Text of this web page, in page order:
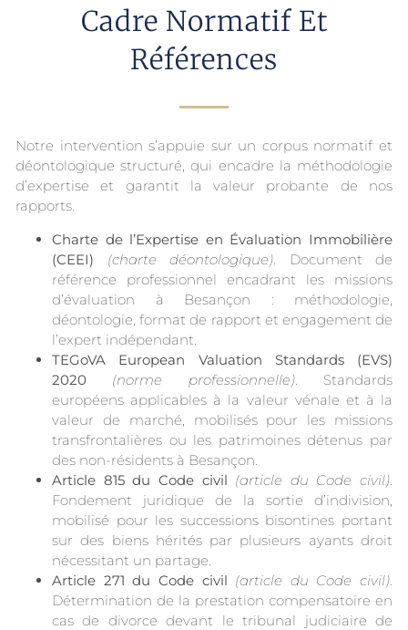
Cadre Normatif Et
Références
Notre intervention s’appuie sur un corpus normatif et
déontologique structuré, qui encadre la méthodologie
d’expertise et garantit la valeur probante de nos
rapports.
Charte de l’Expertise en Évaluation Immobilière
(CEEI)
(charte déontologique) . Document de
référence professionnel encadrant les missions
d’évaluation à Besançon : méthodologie,
déontologie, format de rapport et engagement de
l’expert indépendant.
TEGoVA European Valuation Standards (EVS)
2020
(norme professionnelle). Standards
européens applicables à la valeur vénale et à la
valeur de marché, mobilisés pour les missions
transfrontalières ou les patrimoines détenus par
des non-résidents à Besançon.
Article 815 du Code civil (article du Code civil)
Fondement juridique de la sortie d’indivision,
mobilisé pour les successions bisontines portant
sur des biens hérités par plusieurs ayants droit
nécessitant un partage.
Article 271 du Code civil (article du Code civil)
Détermination de la prestation compensatoire en
cas de divorce devant le tribunal judiciaire de